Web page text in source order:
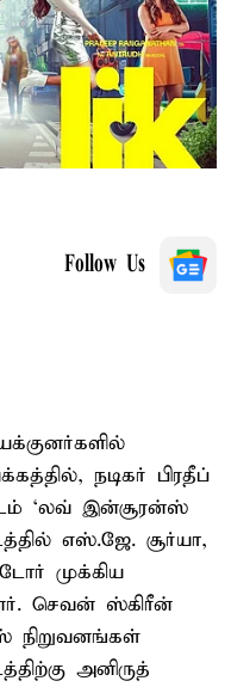
Follow Us
நடிகர் பிரதீப்
‘லவ் இன்சூரன்ஸ்
எஸ்.ஜே. சூர்யா,
முக்கிய
செவன் ஸ்கிரீன்
நிறுவனங்கள்
அனிருத்